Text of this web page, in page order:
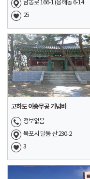
남농로 166-1 (용해동 6-14
25
고하도 이충무공 기념비
정보없음
목포시 달동 산 230-2
3